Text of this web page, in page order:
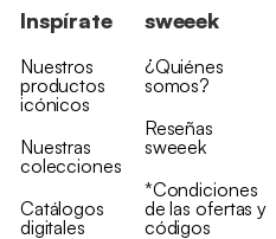
Inspírate
Nuestros
productos
icónicos
Nuestras
colecciones
Catálogos
digitales
sweeek
¿Quiénes
somos?
Reseñas
sweeek
*Condiciones
de las ofertas y
códigos